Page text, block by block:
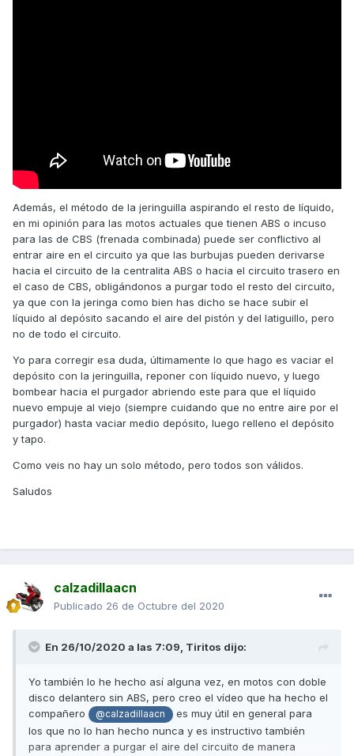
Además, el método de la jeringuilla aspirando el resto de líquido,
en mi opinión para las motos actuales que tienen ABS o incuso
para las de CBS (frenada combinada) puede ser conflictivo al
entrar aire en el circuito ya que las burbujas pueden derivarse
hacia el circuito de la centralita ABS o hacia el circuito trasero en
el caso de CBS, obligándonos a purgar todo el resto del circuito,
ya que con la jeringa como bien has dicho se hace subir el
líquido al depósito sacando el aire del pistón y del latiguillo, pero
no de todo el circuito.
Yo para corregir esa duda, últimamente lo que hago es vaciar el
depósito con la jeringuilla, reponer con líquido nuevo, y luego
bombear hacia el purgador abriendo este para que el líquido
nuevo empuje al viejo (siempre cuidando que no entre aire por el
purgador) hasta vaciar medio depósito, luego relleno el depósito
y tapo.
Como veis no hay un solo método, pero todos son válidos.
Saludos
calzadillaacn
Publicado 26 de Octubre del 2020
En 26/10/2020 a las 7:09, Tiritos dijo:
Yo también lo he hecho así alguna vez, en motos con doble
disco delantero sin ABS, pero creo el vídeo que ha hecho el
compañero
@calzadillaacn
es muy útil en general para
los que no lo han hecho nunca y es instructivo también
para aprender a purgar el aire del circuito de manera